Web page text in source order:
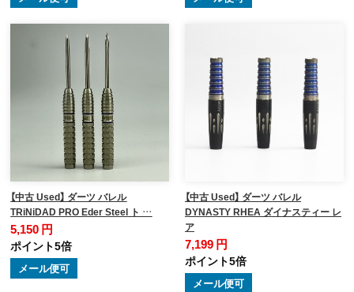
【中古 Used】 ダーツ バレル
TRiNiDAD PRO Eder Steel ト …
5,150 円
ポイント5倍
メール便可
【中古 Used】 ダーツ バレル
DYNASTY RHEA ダイナスティー レ
ア
7,199 円
ポイント5倍
メール便可